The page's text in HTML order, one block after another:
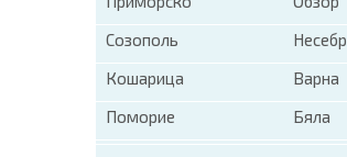
Созополь
Несебр
Кошарица
Варна
Поморие
Бяла